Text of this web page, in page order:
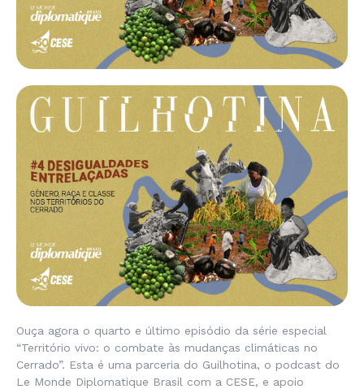
Ouça agora o quarto e último episódio da série especial
“Território vivo: o combate às mudanças climáticas no
Cerrado”. Esta é uma parceria do Guilhotina, o podcast do
Le Monde Diplomatique Brasil com a CESE, e apoio